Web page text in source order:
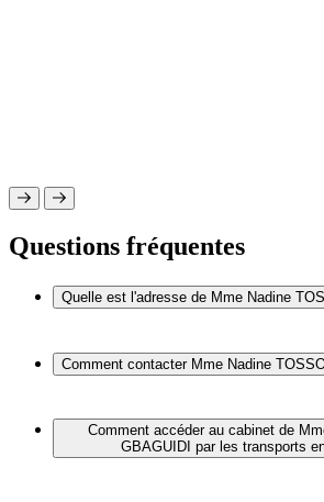
Questions fréquentes
Quelle est l'adresse de Mme Nadine
route Suzanne Fossey 23000
Comment contacter Mme Nadine
GBAGUIDI par téléphone au 05 55
Comment accéder au cabinet de
GBAGUIDI par les transports